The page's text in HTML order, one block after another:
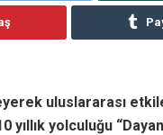
uluslararası
yolculuğu